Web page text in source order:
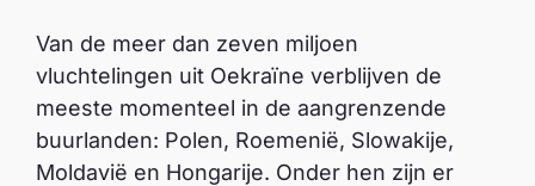
Van de meer dan zeven miljoen
vluchtelingen uit Oekraïne verblijven de
meeste momenteel in de aangrenzende
buurlanden: Polen, Roemenië, Slowakije,
Moldavië en Hongarije. Onder hen zijn er